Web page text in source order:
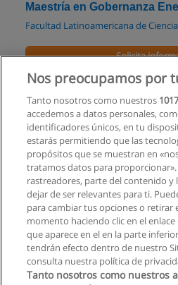
Maestría en Gobernanza
Facultad Latinoamericana de
Solicita
Carrera de Químico
Universidad Técnica de Machala
Solicita
Carrera de Acuacultura
Universidad Técnica de Machala
Solicita
Nos preocupamos por
Tanto nosotros como nuestros
accedemos a datos personales,
identificadores únicos, en tu
estarás permitiendo que las
propósitos que se muestran en
tratamos datos para proporcionar».
rastreadores, parte del contenido y
dejar de ser relevantes para ti.
para cambiar tus opciones o
momento haciendo clic en el
que aparece en el en la parte
tendrán efecto dentro de nuestro
consulta nuestra política de
Tanto nosotros como nuestros